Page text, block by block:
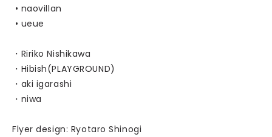
• naovillan
• ueue
・Ririko Nishikawa
・Hibish(PLAYGROUND)
・aki igarashi
・niwa
Flyer design: Ryotaro Shinogi